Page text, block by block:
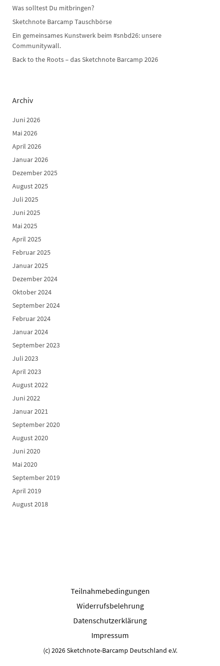
Was solltest Du mitbringen?
Sketchnote Barcamp Tauschbörse
Ein gemeinsames Kunstwerk beim #snbd26: unsere
Communitywall.
Back to the Roots – das Sketchnote Barcamp 2026
Archiv
Juni 2026
Mai 2026
April 2026
Januar 2026
Dezember 2025
August 2025
Juli 2025
Juni 2025
Mai 2025
April 2025
Februar 2025
Januar 2025
Dezember 2024
Oktober 2024
September 2024
Februar 2024
Januar 2024
September 2023
Juli 2023
April 2023
August 2022
Juni 2022
Januar 2021
September 2020
August 2020
Juni 2020
Mai 2020
September 2019
April 2019
August 2018
Teilnahmebedingungen
Widerrufsbelehrung
Datenschutzerklärung
Impressum
(c) 2026 Sketchnote-Barcamp Deutschland e.V.